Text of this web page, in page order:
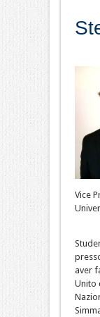
Vice
aver
Unito